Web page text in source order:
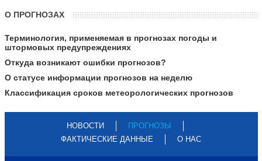
О ПРОГНОЗАХ
Терминология, применяемая в прогнозах погоды и
штормовых предупреждениях
Откуда возникают ошибки прогнозов?
О статусе информации прогнозов на неделю
Классификация сроков метеорологических прогнозов
НОВОСТИ
ПРОГНОЗЫ
ФАКТИЧЕСКИЕ ДАННЫЕ
О НАС